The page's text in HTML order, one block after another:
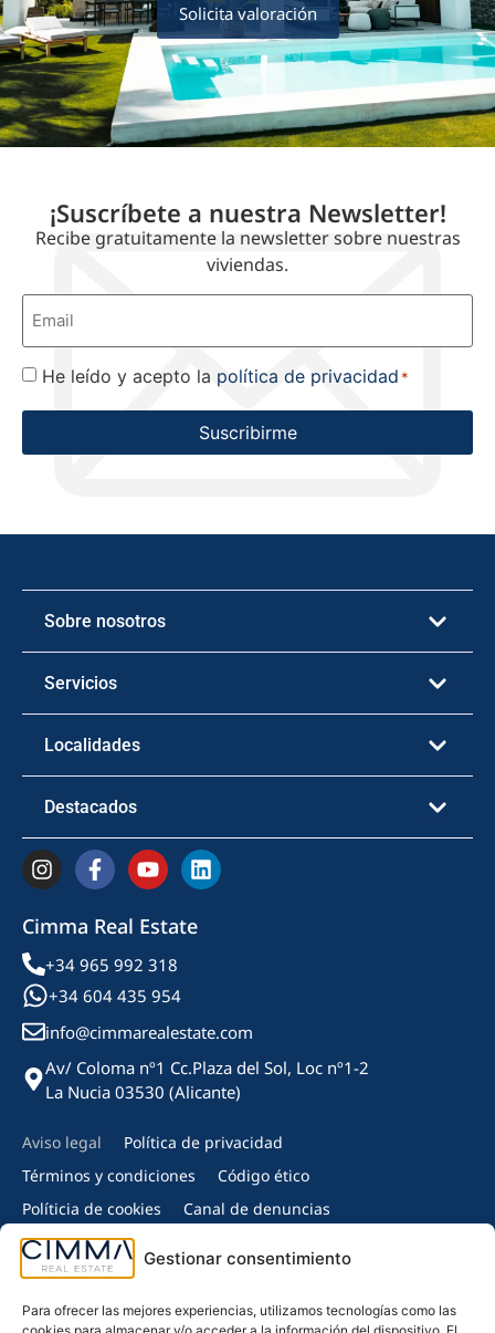
Gestionar consentimiento
Para ofrecer las mejores experiencias, utilizamos tecnologías como las
Solicita valoración
¡Suscríbete a nuestra Newsletter!
Recibe gratuitamente la newsletter sobre nuestras
viviendas.
Correo
electrónico
Consentimiento*
He leído y acepto la política de privacidad *
Suscribirme
Sobre nosotros
Servicios
Localidades
Destacados
Cimma Real Estate
+34 965 992 318
+34 604 435 954
info@cimmarealestate.com
Av/ Coloma nº1 Cc.Plaza del Sol, Loc nº1-2
La Nucia 03530 (Alicante)
Aviso legal
Política de privacidad
Términos y condiciones
Código ético
Políticia de cookies
Canal de denuncias
Copyright © 2024 Cimma Real Estate - Todos los derechos
reservados.
Miembro de: